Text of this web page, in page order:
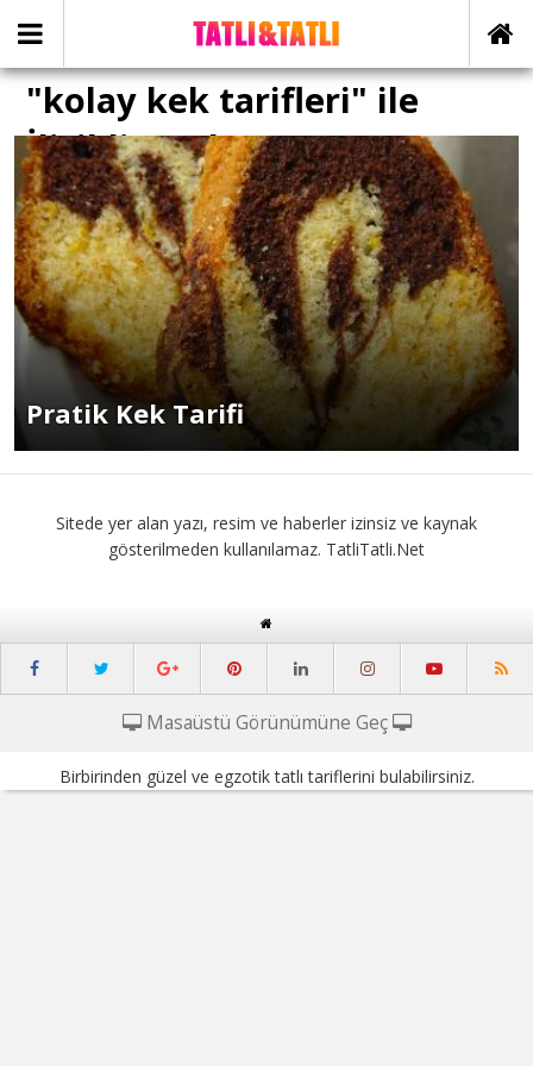
"kolay kek tarifleri" ile
İlişikli yazılar
Pratik Kek Tarifi
Sitede yer alan yazı, resim ve haberler izinsiz ve kaynak
gösterilmeden kullanılamaz. TatliTatli.Net
Masaüstü Görünümüne Geç
Birbirinden güzel ve egzotik tatlı tariflerini bulabilirsiniz.